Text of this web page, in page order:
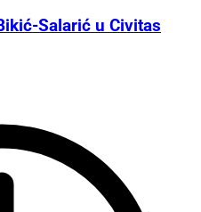
Salarić u Civitas